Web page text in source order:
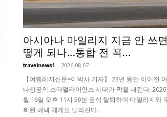
아시아나 마일리지 지금 안 쓰
떻게 되나…통합 전 꼭...
travelnews1 - 2026-08-07
【여행레저신문=이박사 기자】 23년 동안 이어진
나항공의 스타얼라이언스 시대가 막을 내린다.
월 16일 오후 11시 59분 공식 탈퇴하며 마일리지와
회원 혜택 체계도 달라진다.